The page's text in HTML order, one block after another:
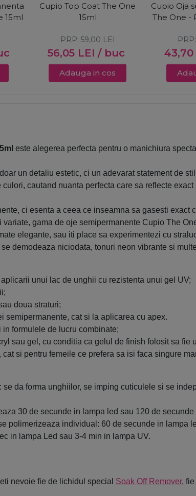
15ml
Cupio Top Coat The One
15ml
56,05 LEI / buc
PRP: 59,00 LEI
Adauga in cos
Cupio Oja
The One -
43,70
PRP:
este alegerea perfecta pentru o manichiura
un detaliu estetic, ci un adevarat statement de
cautand nuanta perfecta care sa reflecte
ci esenta a ceea ce inseamna sa gasesti exact
gama de oje semipermanente Cupio The
elegante, sau iti place sa experimentezi cu
demodeaza niciodata, tonuri neon vibrante si
unui lac de unghii cu rezistenta unui gel UV;
doua straturi;
semipermanente, cat si la aplicarea cu apex.
formulele de lucru combinate;
sau gel, cu conditia ca gelul de finish folosit sa fie
si pentru femeile ce prefera sa isi faca singure
da forma unghiilor, se imping cuticulele si se
30 de secunde in lampa led sau 120 de secunde
polimerizeaza individual: 60 de secunde in lampa
in lampa Led sau 3-4 min in lampa UV.
nevoie fie de lichidul special Soak Off Remover, fie